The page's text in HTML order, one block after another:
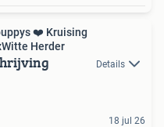
❤️ Kruising
Herder
Details
18 jul 26